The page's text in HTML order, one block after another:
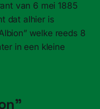
van 6 mei 1885
dat alhier is
welke reeds 8
in een kleine